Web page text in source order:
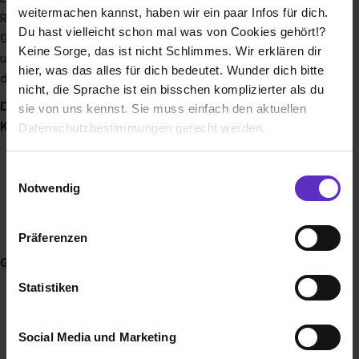
weitermachen kannst, haben wir ein paar Infos für dich.
Du hast vielleicht schon mal was von Cookies gehört!?
Keine Sorge, das ist nicht Schlimmes. Wir erklären dir
hier, was das alles für dich bedeutet. Wunder dich bitte
nicht, die Sprache ist ein bisschen komplizierter als du
sie von uns kennst. Sie muss einfach den aktuellen
Datenschutzbestimmungen gerecht werden.
Benutzung der Webseite getroffenen Einstellungen zu
Webseite zu analysieren („Statistiken“), um
Informationen zu deiner Verwendung unserer Website an
Analysen weiterzugeben und um Inhalte und Anzeigen zu
Notwendig
Präferenzen
Statistiken
Social Media und Marketing
Recyclingunternehmen entwickelt. Heute gehört die ALFA-
Gruppe zu den größten Recyclingbetrieben in der Schrott-
und Metallbranche Süddeutschlands. Und jetzt suchen wir
dich für deine Ausbildung bei uns!
Diese Ausbildungen bieten wir an:
Kaufmännisch:
Kaufmann bzw. Kauffrau für Büromanagement
Außenhandelsmanagement
Fachinformatiker bzw. Fachinformatikerin
Gewerblich:
Fachkraft für Lagerlogistik
Umwelttechnologe bzw. Umwelttechnologin für